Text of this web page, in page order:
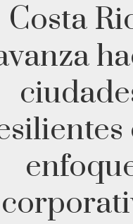
Costa